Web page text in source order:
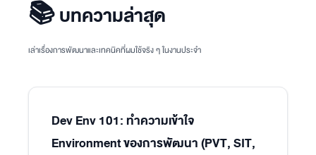
📚 บทความล่าสุด
เล่าเรื่องการพัฒนาและเทคนิคที่ผมใช้จริง ๆ ในงานประจำ
Dev Env 101: ทำความเข้าใจ
Environment ของการพัฒนา (PVT, SIT,